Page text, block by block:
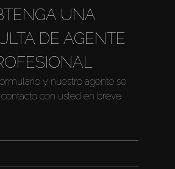
UNA
DE AGENTE
y nuestro agente se
con usted en breve